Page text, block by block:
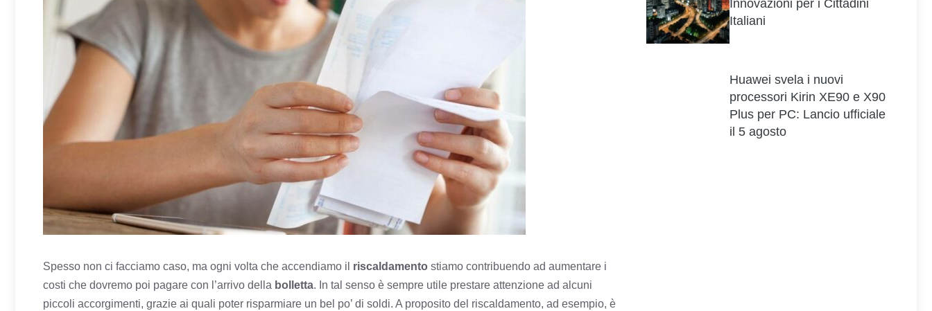
Spesso non ci facciamo caso, ma ogni volta che accendiamo il riscaldamento stiamo contribuendo ad aumentare i
costi che dovremo poi pagare con l’arrivo della bolletta. In tal senso è sempre utile prestare attenzione ad alcuni
piccoli accorgimenti, grazie ai quali poter risparmiare un bel po’ di soldi. A proposito del riscaldamento, ad esempio, è
Innovazioni per i Cittadini
Italiani
Huawei svela i nuovi
processori Kirin XE90 e X90
Plus per PC: Lancio ufficiale
il 5 agosto